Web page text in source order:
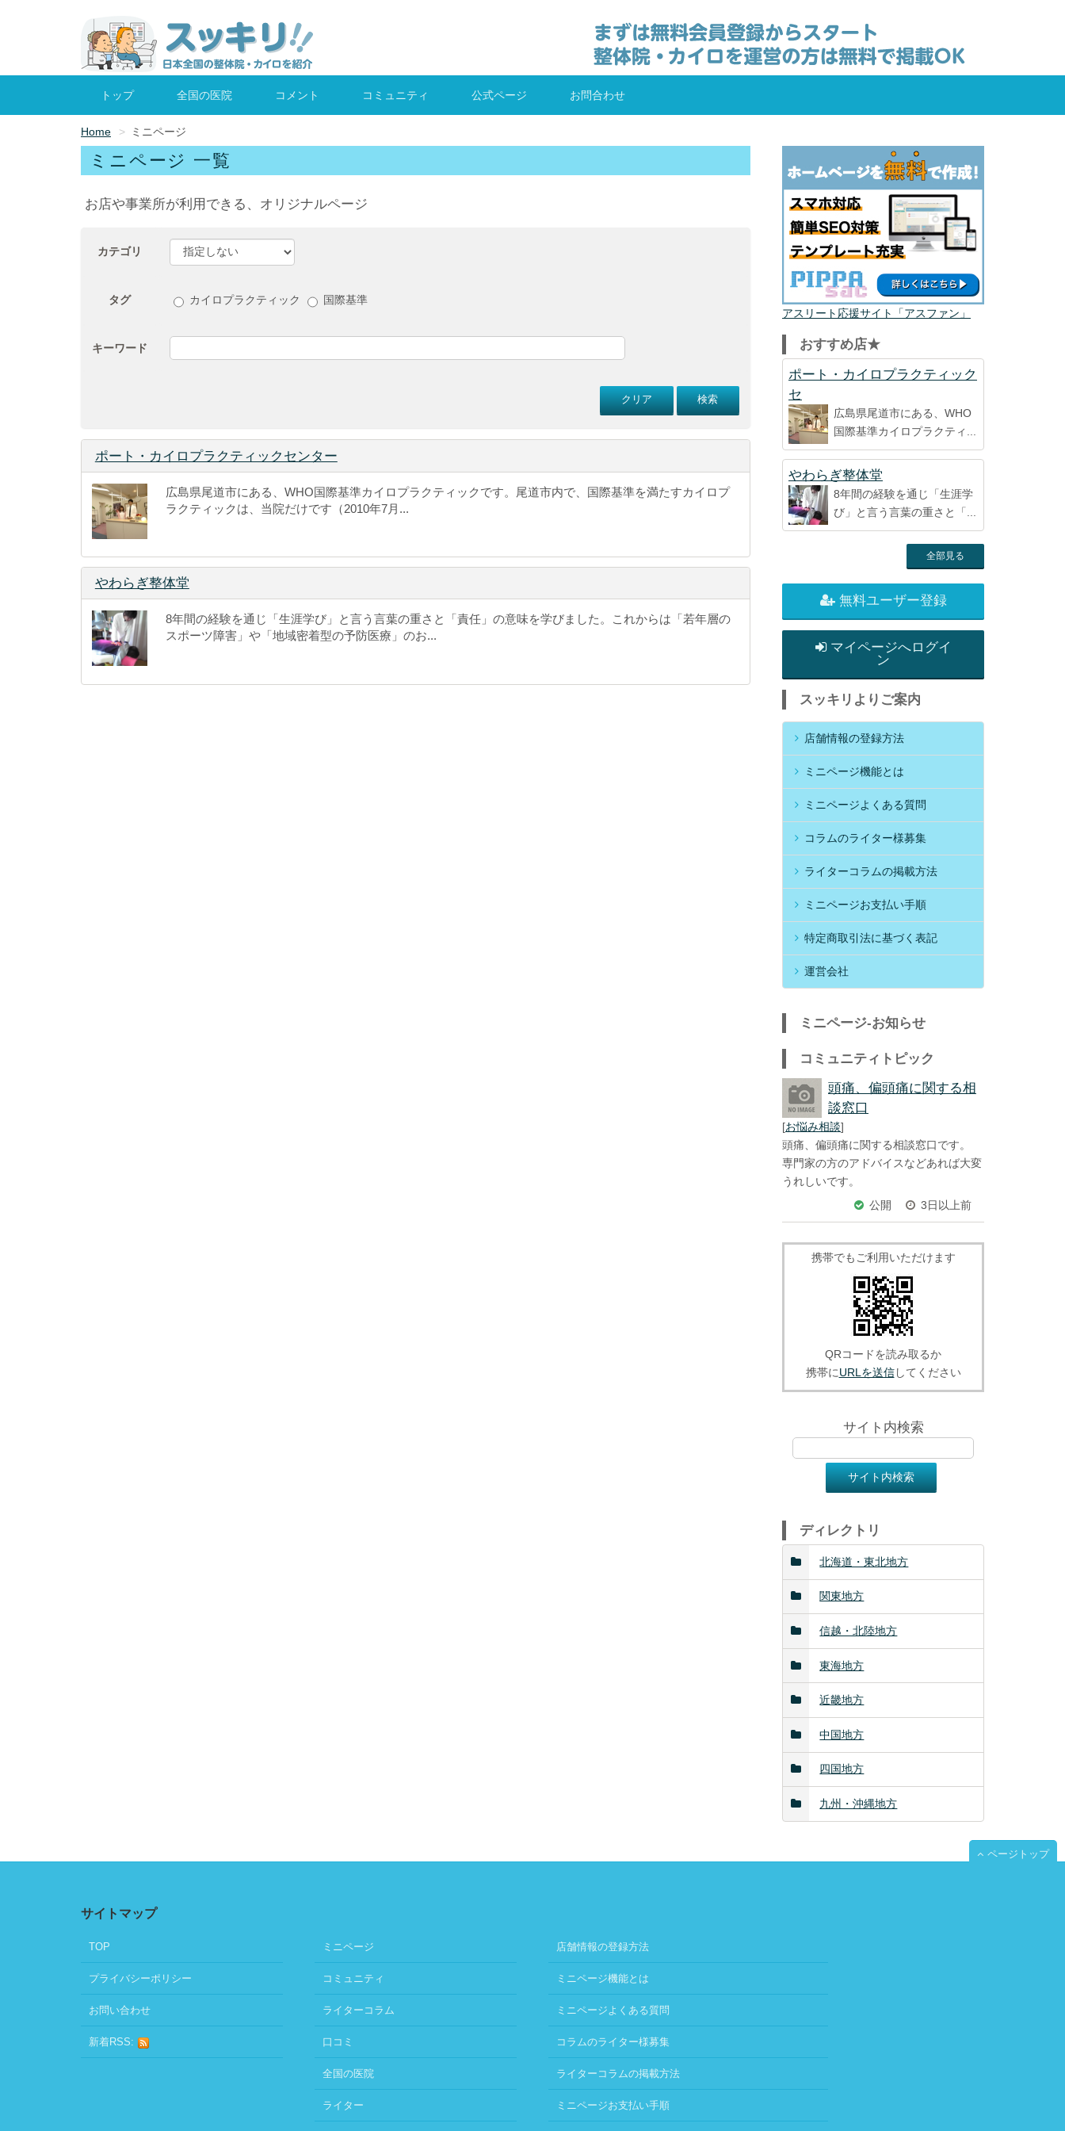
トップ 全国の医院 コメント コミュニティ 公式ページ お問合わせ
Home ミニページ
ミニページ 一覧
お店や事業所が利用できる、オリジナルページ
カテゴリ
タグ カイロプラクティック 国際基準
キーワード
ポート・カイロプラクティックセンター
広島県尾道市にある、WHO国際基準カイロプラクティックです。尾道市内で、国際基準を満たすカイロプ
ラクティックは、当院だけです（2010年7月...
やわらぎ整体堂
8年間の経験を通じ「生涯学び」と言う言葉の重さと「責任」の意味を学びました。これからは「若年層の
スポーツ障害」や「地域密着型の予防医療」のお...
アスリート応援サイト「アスファン」
おすすめ店★
ポート・カイロプラクティック
セ
広島県尾道市にある、WHO
国際基準カイロプラクティ...
やわらぎ整体堂
8年間の経験を通じ「生涯学
び」と言う言葉の重さと「...
全部見る
無料ユーザー登録
マイページへログイ
ン
スッキリよりご案内
店舗情報の登録方法
ミニページ機能とは
ミニページよくある質問
コラムのライター様募集
ライターコラムの掲載方法
ミニページお支払い手順
特定商取引法に基づく表記
運営会社
ミニページ-お知らせ
コミュニティトピック
頭痛、偏頭痛に関する相
談窓口
[お悩み相談]
頭痛、偏頭痛に関する相談窓口です。
専門家の方のアドバイスなどあれば大変
うれしいです。
公開
3日以上前
携帯でもご利用いただけます
QRコードを読み取るか
携帯にURLを送信してください
サイト内検索
ディレクトリ
北海道・東北地方
関東地方
信越・北陸地方
東海地方
近畿地方
中国地方
四国地方
九州・沖縄地方
ページトップ
サイトマップ
TOP
プライバシーポリシー
お問い合わせ
新着RSS:
ミニページ
コミュニティ
ライターコラム
口コミ
全国の医院
ライター
店舗情報の登録方法
ミニページ機能とは
ミニページよくある質問
コラムのライター様募集
ライターコラムの掲載方法
ミニページお支払い手順